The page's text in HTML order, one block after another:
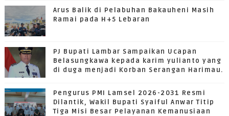
Arus Balik di Pelabuhan Bakauheni Masih
Ramai pada H+5 Lebaran
PJ Bupati Lambar Sampaikan Ucapan
Belasungkawa kepada karim yulianto yang
di duga menjadi Korban Serangan Harimau.
Pengurus PMI Lamsel 2026-2031 Resmi
Dilantik, Wakil Bupati Syaiful Anwar Titip
Tiga Misi Besar Pelayanan Kemanusiaan